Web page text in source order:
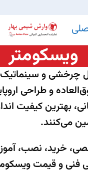
ویسکومتر
و طراحی
بهترین کیفیت
می‌کنند.
خرید، نصب،
فنی و قیمت